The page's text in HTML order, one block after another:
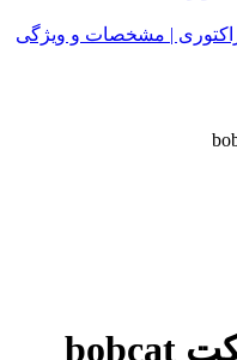
| مشخصات و ویژگی
فیلتر مینی لودر بابکت bobcat